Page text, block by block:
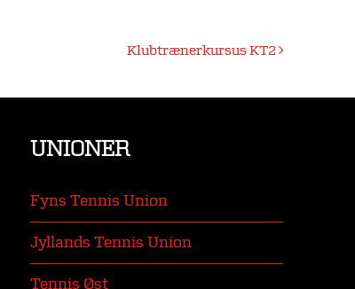
Klubtrænerkursus KT2
UNIONER
Fyns Tennis Union
Jyllands Tennis Union
Tennis Øst